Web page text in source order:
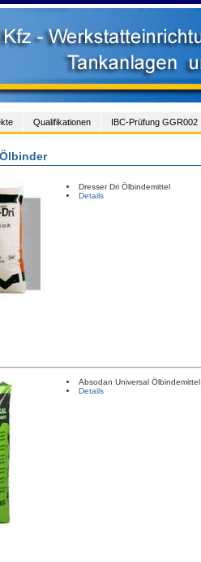
Qualifikationen IBC-Prüfung GGR002
Dresser Dri Ölbindemittel
Details
Absodan Universal Ölbindemittel
Details